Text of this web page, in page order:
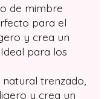
de mimbre
para el
y crea un
para los
trenzado,
y crea un